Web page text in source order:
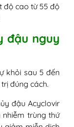
độ cao từ 55 độ
đậu nguy
khỏi sau 5 đến
đúng cách.
đậu Acyclovir
trùng thứ